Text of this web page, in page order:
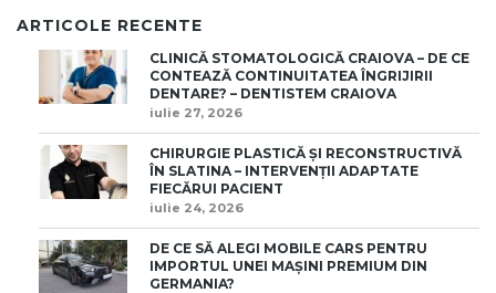
ARTICOLE RECENTE
CLINICĂ STOMATOLOGICĂ CRAIOVA – DE CE
CONTEAZĂ CONTINUITATEA ÎNGRIJIRII
DENTARE? – DENTISTEM CRAIOVA
iulie 27, 2026
CHIRURGIE PLASTICĂ ȘI RECONSTRUCTIVĂ
ÎN SLATINA – INTERVENȚII ADAPTATE
FIECĂRUI PACIENT
iulie 24, 2026
DE CE SĂ ALEGI MOBILE CARS PENTRU
IMPORTUL UNEI MAȘINI PREMIUM DIN
GERMANIA?